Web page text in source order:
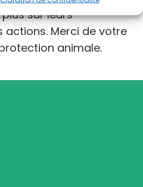
sur leurs
actions. Merci de votre
animale.